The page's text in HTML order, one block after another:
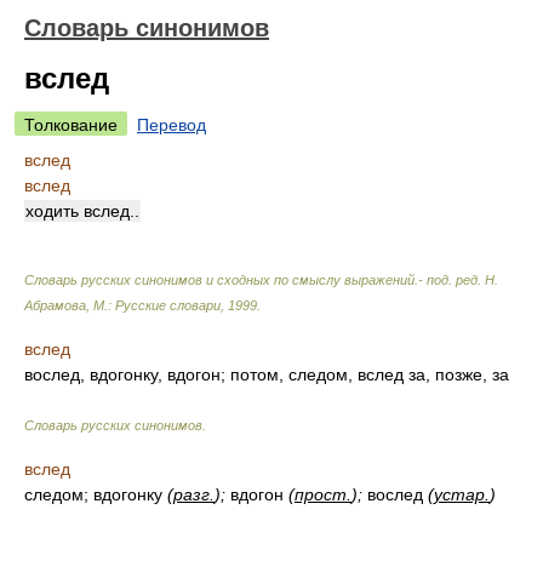
Словарь синонимов
вслед
Толкование
Перевод
вслед
вслед
ходить вслед..
Словарь русских синонимов и сходных по смыслу выражений.- под. ред. Н.
Абрамова, М.: Русские словари 1999
вслед
вослед, вдогонку, вдогон; потом, следом, вслед за, позже, за
Словарь русских синонимов
вслед
следом; вдогонку (разг. ); вдогон (прост. ); вослед (устар. )